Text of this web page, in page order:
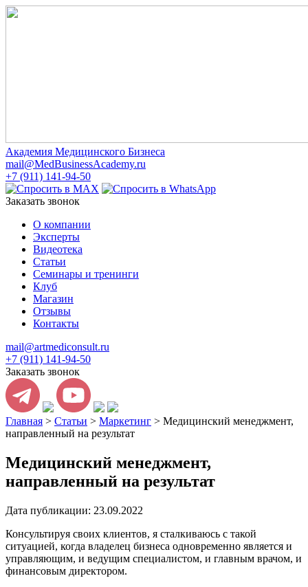
Академия Медицинского Бизнеса
mail@MedBusinessAcademy.ru
+7 (911) 141-94-50
Заказать звонок
О компании
Эксперты
Видеотека
Статьи
Семинары и тренинги
Клуб
Магазин
Отзывы
Контакты
mail@artmediconsult.ru
+7 (911) 141-94-50
Заказать звонок
Главная > Статьи > Маркетинг > Медицинский менеджмент,
направленный на результат
Медицинский менеджмент,
направленный на результат
Дата публикации: 23.09.2022
Консультируя своих клиентов, я сталкиваюсь с такой
ситуацией, когда владелец бизнеса одновременно является и
управляющим, и ведущим специалистом, и главным врачом, и
финансовым директором.